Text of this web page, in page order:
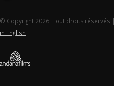
© Copyright 2026. Tout droits réservés |
in English